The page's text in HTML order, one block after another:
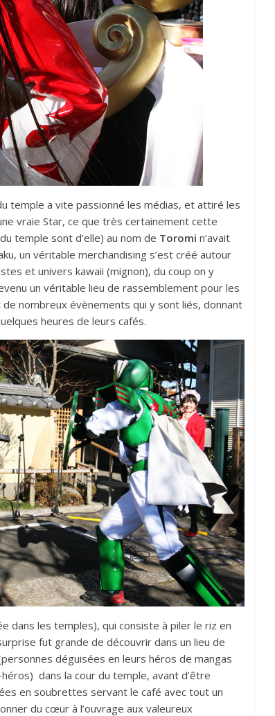
temple a vite passionné les médias, et attiré les
vraie Star, ce que très certainement cette
temple sont d’elle) au nom de Toromi n’avait
un véritable merchandising s’est créé autour
et univers kawaii (mignon), du coup on y
un véritable lieu de rassemblement pour les
nombreux évènements qui y sont liés, donnant
heures de leurs cafés.
dans les temples), qui consiste à piler le riz en
fut grande de découvrir dans un lieu de
déguisées en leurs héros de mangas
dans la cour du temple, avant d’être
en soubrettes servant le café avec tout un
du cœur à l’ouvrage aux valeureux